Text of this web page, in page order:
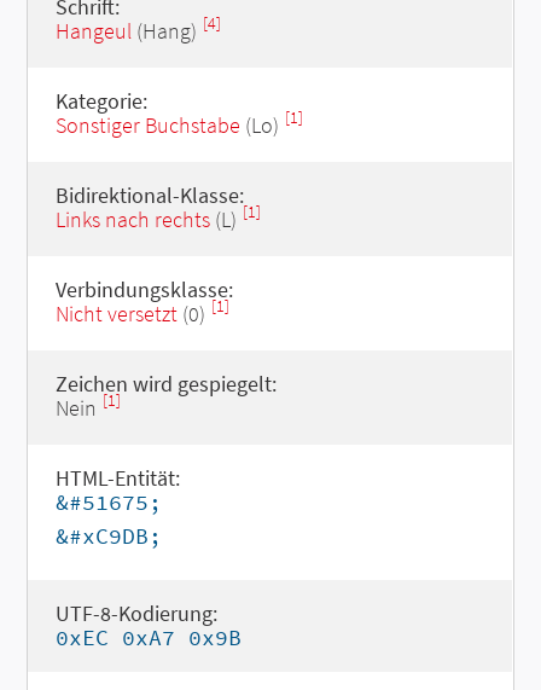
Schrift:
Hangeul(Hang) [4]
Kategorie:
Sonstiger Buchstabe (Lo) [1]
Bidirektional-Klasse:
Links nach rechts(L) [1]
Verbindungsklasse:
Nicht versetzt(0) [1]
Zeichen wird gespiegelt:
Nein [1]
HTML-Entität:
&#51675;
&#xC9DB;
UTF-8-Kodierung:
0xEC 0xA7 0x9B